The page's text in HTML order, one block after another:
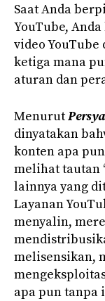
Saat Anda
YouTube,
video
ketiga mana
aturan dan
Menurut
dinyatakan
konten apa
melihat tautan
lainnya yang
Layanan
menyalin,
melisensikan,
apa pun tanpa